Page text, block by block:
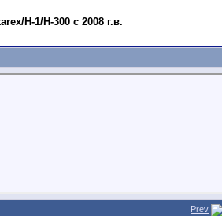
H-1/H-300 с 2008 г.в.
Prev